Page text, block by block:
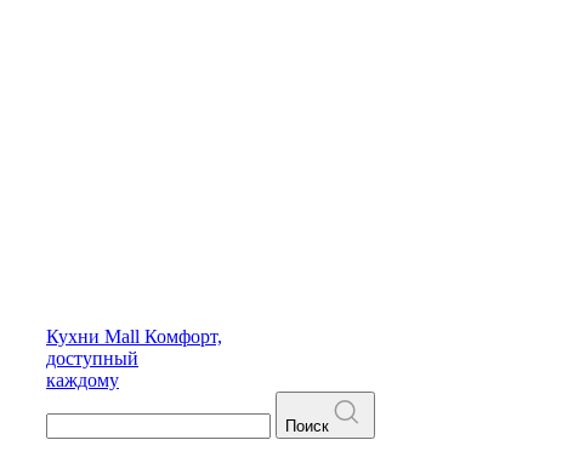
Кухни Mall Комфорт,
доступный
каждому
Поиск